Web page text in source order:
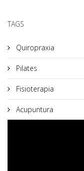
TAGS
Quiropraxia
Pilates
Fisioterapia
Acupuntura